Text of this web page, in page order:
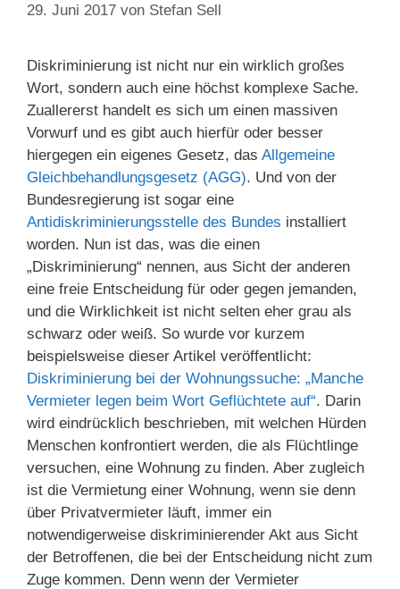
29. Juni 2017 von Stefan Sell
Diskriminierung ist nicht nur ein wirklich großes
Wort, sondern auch eine höchst komplexe Sache.
Zuallererst handelt es sich um einen massiven
Vorwurf und es gibt auch hierfür oder besser
hiergegen ein eigenes Gesetz, das Allgemeine
Gleichbehandlungsgesetz (AGG). Und von der
Bundesregierung ist sogar eine
Antidiskriminierungsstelle des Bundes installiert
worden. Nun ist das, was die einen
„Diskriminierung“ nennen, aus Sicht der anderen
eine freie Entscheidung für oder gegen jemanden,
und die Wirklichkeit ist nicht selten eher grau als
schwarz oder weiß. So wurde vor kurzem
beispielsweise dieser Artikel veröffentlicht:
Diskriminierung bei der Wohnungssuche: „Manche
Vermieter legen beim Wort Geflüchtete auf“. Darin
wird eindrücklich beschrieben, mit welchen Hürden
Menschen konfrontiert werden, die als Flüchtlinge
versuchen, eine Wohnung zu finden. Aber zugleich
ist die Vermietung einer Wohnung, wenn sie denn
über Privatvermieter läuft, immer ein
notwendigerweise diskriminierender Akt aus Sicht
der Betroffenen, die bei der Entscheidung nicht zum
Zuge kommen. Denn wenn der Vermieter